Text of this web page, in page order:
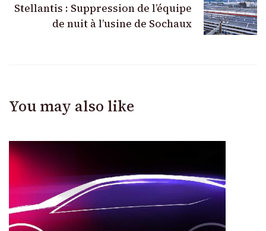
Stellantis : Suppression de l’équipe
de nuit à l’usine de Sochaux
You may also like